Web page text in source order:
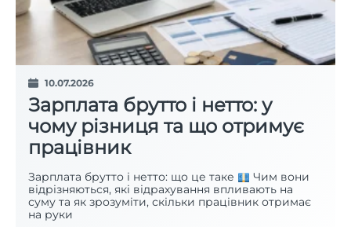
10.07.2026
Зарплата брутто і нетто: у
чому різниця та що отримує
працівник
Зарплата брутто і нетто: що це таке
Чим вони
відрізняються, які відрахування впливають на
суму та як зрозуміти, скільки працівник отримає
на руки